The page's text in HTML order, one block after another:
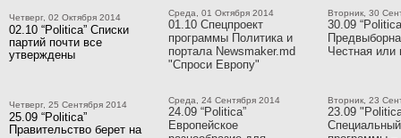
Четверг, 02 Октября 2014
02.10 “Politica” Списки
партий почти все
утверждены
Среда, 01 Октября 2014
01.10 Спецпроект
программы Политика и
портала Newsmaker.md
"Спроси Европу"
Вторник, 30
30.09
Честная или
Четверг, 25 Сентября 2014
25.09 “Politica”
Правительство берет на
Среда, 24 Сентября 2014
24.09 “Politica”
Европейское
Вторник, 23
23.09
Специальный